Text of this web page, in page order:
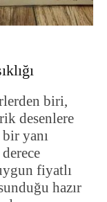
biri,
desenlere
yanı
fiyatlı
hazır